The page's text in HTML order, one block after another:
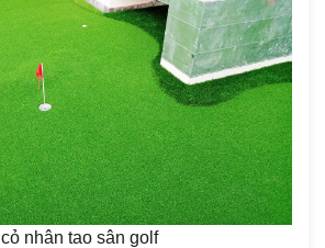
cỏ nhân tao sân golf